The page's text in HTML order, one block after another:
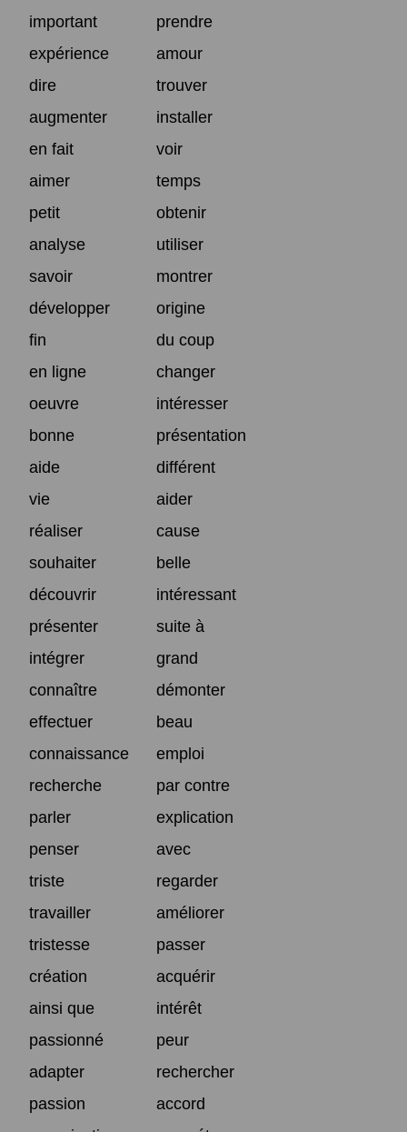
important
prendre
expérience
amour
dire
trouver
augmenter
installer
en fait
voir
aimer
temps
petit
obtenir
analyse
utiliser
savoir
montrer
développer
origine
fin
du coup
en ligne
changer
oeuvre
intéresser
bonne
présentation
aide
différent
vie
aider
réaliser
cause
souhaiter
belle
découvrir
intéressant
présenter
suite à
intégrer
grand
connaître
démonter
effectuer
beau
connaissance
emploi
recherche
par contre
parler
explication
penser
avec
triste
regarder
travailler
améliorer
tristesse
passer
création
acquérir
ainsi que
intérêt
passionné
peur
adapter
rechercher
passion
accord